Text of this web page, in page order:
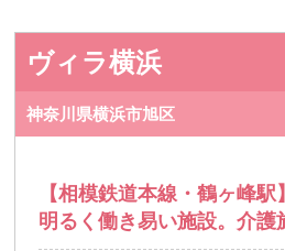
ヴィラ横浜
神奈川県横浜市旭区
【相模鉄道本線・鶴ヶ峰駅
明るく働き易い施設。介護